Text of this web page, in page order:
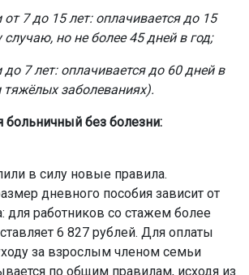
7 до 15 лет: оплачивается до 15
но не более 45 дней в год;
7 лет: оплачивается до 60 дней в
заболеваниях).
больничный без болезни:
в силу новые правила.
дневного пособия зависит от
для работников со стажем более
6 827 рублей. Для оплаты
за взрослым членом семьи
по общим правилам, исходя из